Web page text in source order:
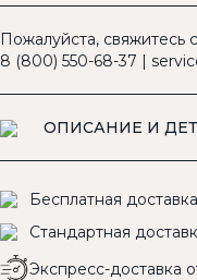
Пожалуйста,
8 (800) 550-68-37 |
ОПИСАНИЕ И
Бесплатная
Стандартная
Экспресс-доставка